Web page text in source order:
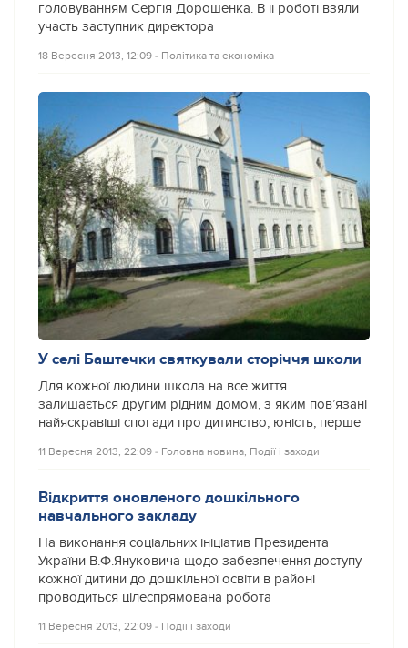
головуванням Сергія Дорошенка. В її роботі взяли
участь заступник директора
18 Вересня 2013, 12:09 ‐ Політика та економіка
У селі Баштечки святкували сторіччя школи
Для кожної людини школа на все життя
залишається другим рідним домом, з яким пов’язані
найяскравіші спогади про дитинство, юність, перше
11 Вересня 2013, 22:09 ‐ Головна новина, Події і заходи
Відкриття оновленого дошкільного
навчального закладу
На виконання соціальних ініціатив Президента
України В.Ф.Януковича щодо забезпечення доступу
кожної дитини до дошкільної освіти в районі
проводиться цілеспрямована робота
11 Вересня 2013, 22:09 ‐ Події і заходи